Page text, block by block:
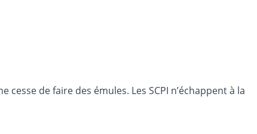
de faire des émules. Les SCPI n’échappent à la